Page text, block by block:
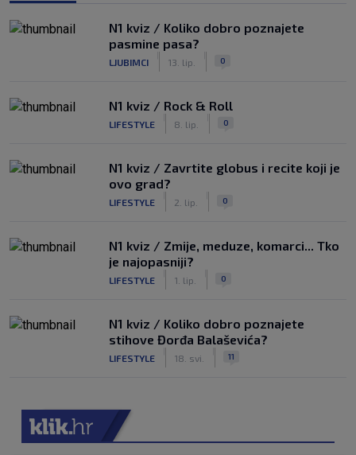
N1 kviz / Koliko dobro poznajete
pasmine pasa?
LJUBIMCI 13. lip. 0
N1 kviz / Rock & Roll
LIFESTYLE 8. lip. 0
N1 kviz / Zavrtite globus i recite koji je
ovo grad?
LIFESTYLE 2. lip. 0
N1 kviz / Zmije, meduze, komarci... Tko
je najopasniji?
LIFESTYLE 1. lip. 0
N1 kviz / Koliko dobro poznajete
stihove Đorđa Balaševića?
LIFESTYLE 18. svi. 11